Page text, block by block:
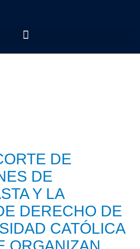
DE
DE
Y LA
DERECHO DE
CATÓLICA